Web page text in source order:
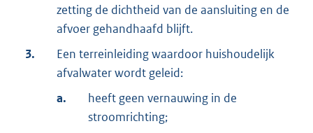
zetting de dichtheid van de aansluiting en de
afvoer gehandhaafd blijft.
3.
Een terreinleiding waardoor huishoudelijk
afvalwater wordt geleid:
a.
heeft geen vernauwing in de
stroomrichting;